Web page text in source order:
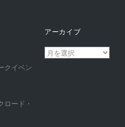
クイベン
ド・
アーカイブ
ア
ー